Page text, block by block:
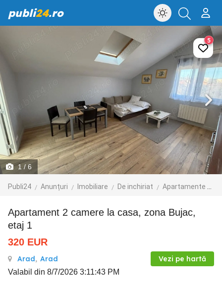
publi24.ro
1 / 6
Publi24 Anunțuri Imobiliare De inchiriat Apartamente de inchiriat
5
Apartament 2 camere la casa, zona Bujac,
etaj 1
320 EUR
Arad, Arad Vezi pe hartă
Valabil din 8/7/2026 3:11:43 PM